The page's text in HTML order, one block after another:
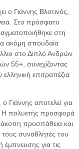
ο Γιάννης Βλοτινός,
Στο πρόσφατο
στη
ακόμη σπουδαία
στο Διπλό Ανδρών
55+, συνεχίζοντας
επιτραπέζια
Γιάννης αποτελεί για
Η πολυετής προσφορά
προσπάθεια και
συναθλητές του
για τις